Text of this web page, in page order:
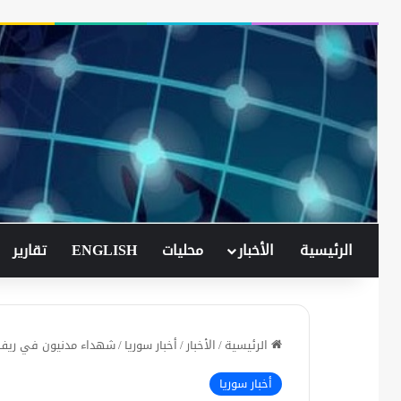
الرئيسية الأخبار محليات ENGLISH تقارير
الرئيسية/الأخبار/أخبار سوريا/شهداء مدنيون في ريف
أخبار سوريا